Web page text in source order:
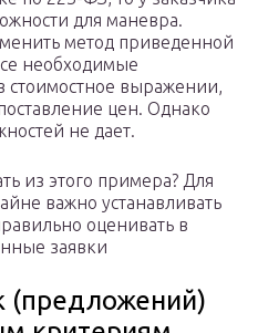
для маневра.
метод приведенной
необходимые
стоимостное выражении,
цен. Однако
не дает.
из этого примера? Для
важно устанавливать
оценивать в
заявки
(предложений)